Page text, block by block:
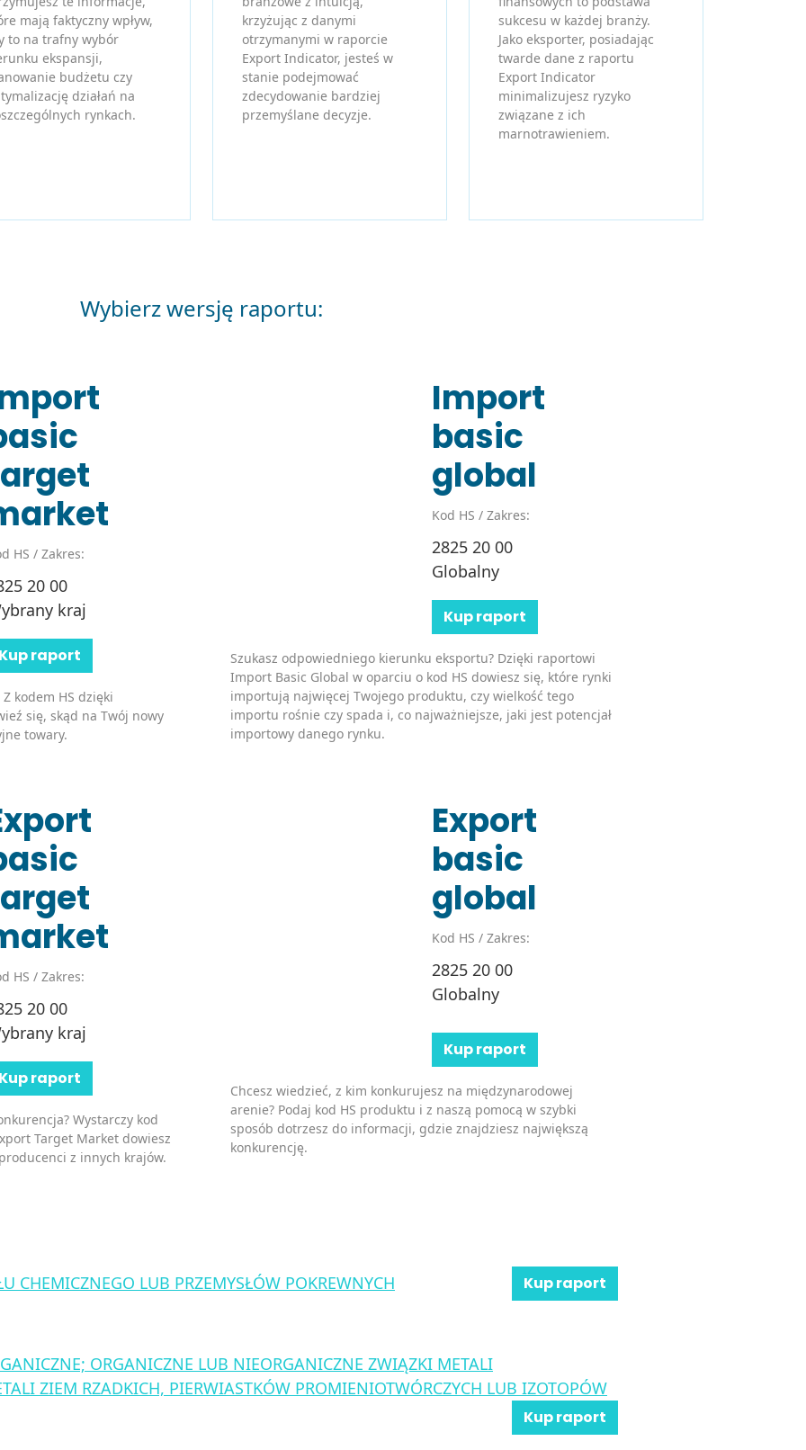
mają faktyczny wpływ,
to na trafny wybór
ekspansji,
budżetu czy
działań na
rynkach.
krzyżując z danymi
otrzymanymi w raporcie
Export Indicator, jesteś w
stanie podejmować
zdecydowanie bardziej
przemyślane decyzje.
sukcesu w każdej branży.
Jako eksporter, posiadając
twarde dane z raportu
Export Indicator
minimalizujesz ryzyko
związane z ich
marnotrawieniem.
Wybierz wersję raportu:
HS / Zakres:
20 00
kraj
Kup raport
kodem HS dzięki
się, skąd na Twój nowy
towary.
Import
basic
global
Kod HS / Zakres:
2825 20 00
Globalny
Kup raport
Szukasz odpowiedniego kierunku eksportu? Dzięki raportowi
Import Basic Global w oparciu o kod HS dowiesz się, które rynki
importują najwięcej Twojego produktu, czy wielkość tego
importu rośnie czy spada i, co najważniejsze, jaki jest potencjał
importowy danego rynku.
HS / Zakres:
20 00
kraj
Kup raport
Wystarczy kod
Target Market dowiesz
z innych krajów.
Export
basic
global
Kod HS / Zakres:
2825 20 00
Globalny
Kup raport
Chcesz wiedzieć, z kim konkurujesz na międzynarodowej
arenie? Podaj kod HS produktu i z naszą pomocą w szybki
sposób dotrzesz do informacji, gdzie znajdziesz największą
konkurencję.
CHEMICZNEGO LUB PRZEMYSŁÓW POKREWNYCH Kup raport
ORGANICZNE LUB NIEORGANICZNE ZWIĄZKI METALI
ZIEM RZADKICH, PIERWIASTKÓW PROMIENIOTWÓRCZYCH LUB IZOTOPÓW
Kup raport